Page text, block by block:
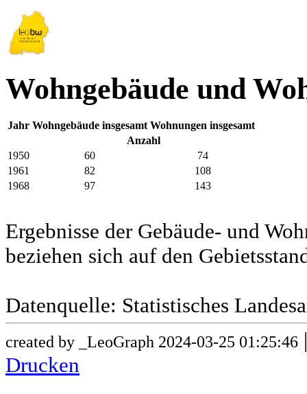
Wohngebäude und
Jahr Wohngebäude insgesamt Wohnungen insgesamt
Anzahl
1950
60
74
1961
82
108
1968
97 143
Ergebnisse der Gebäude- und
beziehen sich auf den
Datenquelle: Statistisches
created by _LeoGraph 2024-03-25 01:25:46
Drucken